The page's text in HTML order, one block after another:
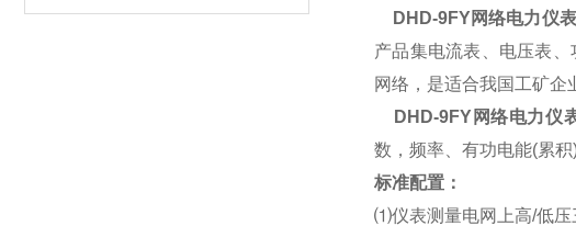
DHD-9FY网络电力仪表
产品集电流表、电压表
网络，是适合我国工矿
DHD-9FY 网络电力仪
数，频率、有功电能(累
标准配置：
⑴仪表测量电网上高/低